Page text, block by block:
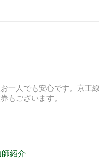
一人でも安心です。京
もございます。
紹介